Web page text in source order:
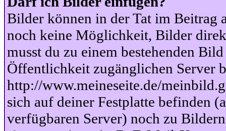
Bilder können in der Tat im Beitrag
noch keine Möglichkeit, Bilder
musst du zu einem bestehenden
Öffentlichkeit zugänglichen Server
http://www.meineseite.de/
sich auf deiner Festplatte befinden
verfügbaren Server) noch zu